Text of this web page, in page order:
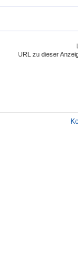
URL zu dieser